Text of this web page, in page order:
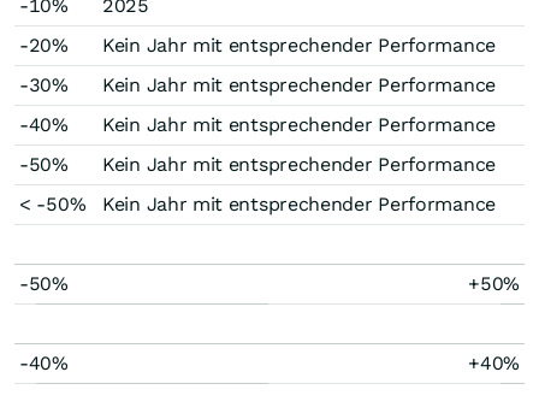
-10%
2025
-20%
Kein Jahr mit entsprechender Performance
-30%
Kein Jahr mit entsprechender Performance
-40%
Kein Jahr mit entsprechender Performance
-50%
Kein Jahr mit entsprechender Performance
< -50%
Kein Jahr mit entsprechender Performance
-50% +50%
-40% +40%